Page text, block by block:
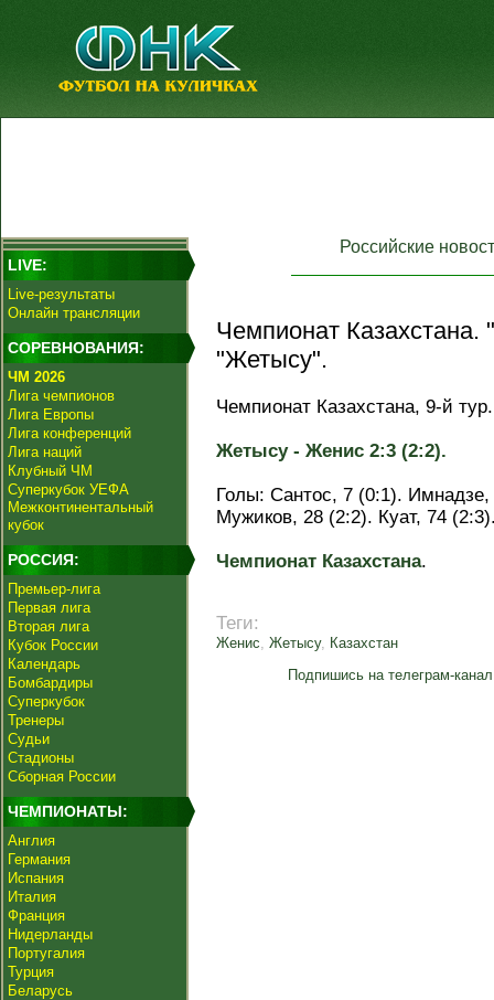
LIVE:
Live-результаты
Онлайн трансляции
СОРЕВНОВАНИЯ:
ЧМ 2026
Лига чемпионов
Лига Европы
Лига конференций
Лига наций
Клубный ЧМ
Суперкубок УЕФА
Межконтинентальный
кубок
РОССИЯ:
Премьер-лига
Первая лига
Вторая лига
Кубок России
Календарь
Бомбардиры
Суперкубок
Тренеры
Судьи
Стадионы
Сборная России
ЧЕМПИОНАТЫ:
Англия
Германия
Испания
Италия
Франция
Нидерланды
Португалия
Турция
Беларусь
Российские
Чемпионат Казахстана.
"Жетысу".
Чемпионат Казахстана, 9-й тур.
Жетысу - Женис 2:3 (2:2).
Голы: Сантос, 7 (0:1).
Мужиков, 28 (2:2). Куат, 74
Чемпионат Казахстана.
Теги:
Женис, Жетысу, Казахстан
Подпишись на телеграм-